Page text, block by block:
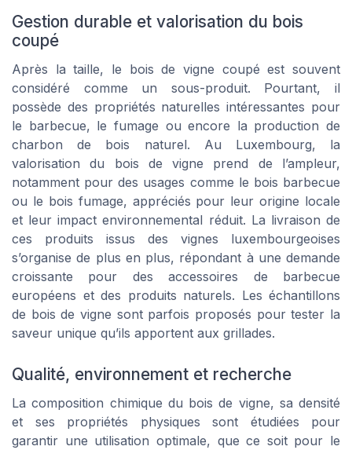
Gestion durable et valorisation du bois
coupé
Après la taille, le bois de vigne coupé est souvent
considéré comme un sous-produit. Pourtant, il
possède des propriétés naturelles intéressantes pour
le barbecue, le fumage ou encore la production de
charbon de bois naturel. Au Luxembourg, la
valorisation du bois de vigne prend de l’ampleur,
notamment pour des usages comme le bois barbecue
ou le bois fumage, appréciés pour leur origine locale
et leur impact environnemental réduit. La livraison de
ces produits issus des vignes luxembourgeoises
s’organise de plus en plus, répondant à une demande
croissante pour des accessoires de barbecue
européens et des produits naturels. Les échantillons
de bois de vigne sont parfois proposés pour tester la
saveur unique qu’ils apportent aux grillades.
Qualité, environnement et recherche
La composition chimique du bois de vigne, sa densité
et ses propriétés physiques sont étudiées pour
garantir une utilisation optimale, que ce soit pour le